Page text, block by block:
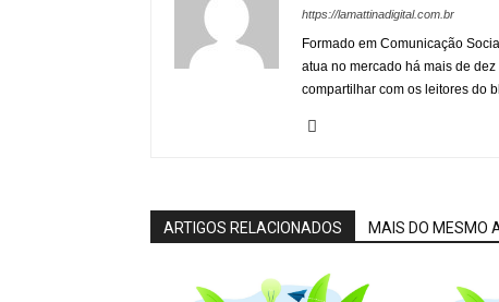
https://lamattinadigital.com.br
Formado em Comunicação
atua no mercado há mais de
compartilhar com os leitores do
ARTIGOS RELACIONADOS MAIS DO MESMO